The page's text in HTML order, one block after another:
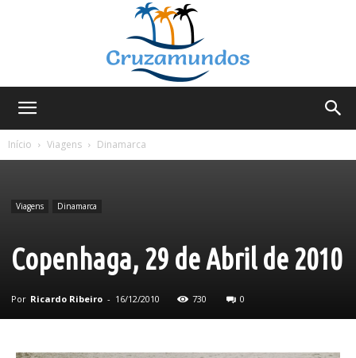
Início
Viagens Dinamarca
Viagens Dinamarca
Copenhaga, 29 de Abril de 2010
Por Ricardo Ribeiro - 16/12/2010 730 0